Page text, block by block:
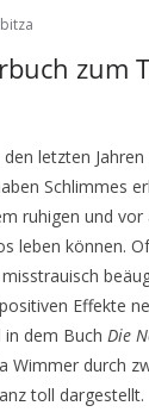
zum
letzten Jahren
Schlimmes
ruhigen und vor
leben können.
Effekte
dem Buch Die
Wimmer durch
toll dargestellt.